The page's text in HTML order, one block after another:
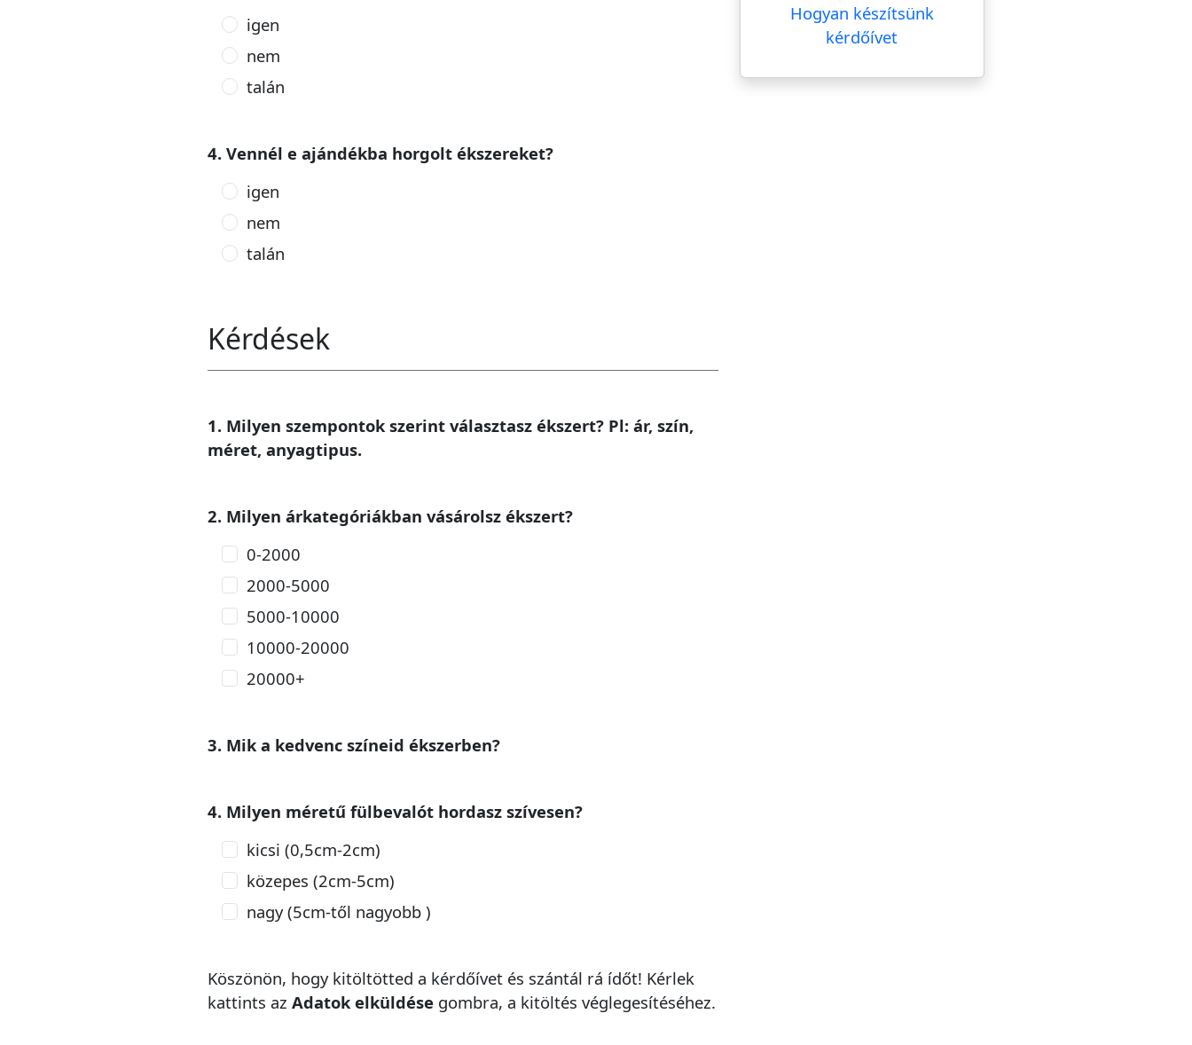
igen
nem
talán
4. Vennél e ajándékba horgolt ékszereket?
igen
nem
talán
Kérdések
1. Milyen szempontok szerint választasz ékszert? Pl: ár, szín,
méret, anyagtipus.
2. Milyen árkategóriákban vásárolsz ékszert?
0-2000
2000-5000
5000-10000
10000-20000
20000+
3. Mik a kedvenc színeid ékszerben?
4. Milyen méretű fülbevalót hordasz szívesen?
kicsi (0,5cm-2cm)
közepes (2cm-5cm)
nagy (5cm-től nagyobb )
Köszönön, hogy kitöltötted a kérdőívet és szántál rá ídőt! Kérlek
kattints az Adatok elküldése gombra, a kitöltés véglegesítéséhez.
Hogyan készítsünk
kérdőívet